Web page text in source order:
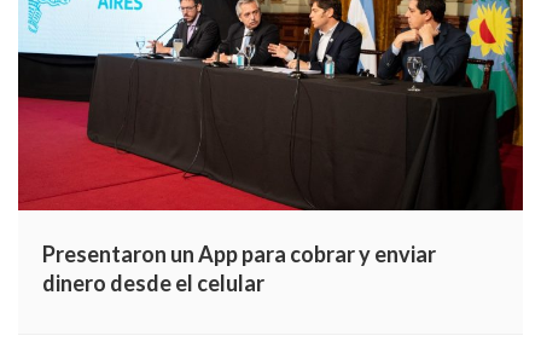
Presentaron un App para cobrar y enviar
dinero desde el celular